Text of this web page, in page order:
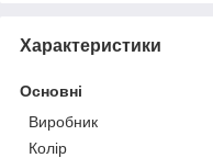
Характеристики
Основні
Виробник
Колір